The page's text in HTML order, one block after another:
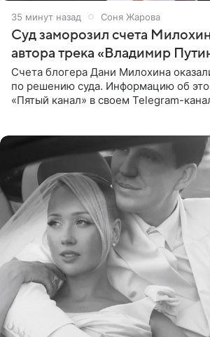
36 минут назад Соня Жарова
Суд заморозил счета
автора трека «Владимир
Счета блогера Дани Милохина
по решению суда. Информацию об
«Пятый канал» в своем Telegram-